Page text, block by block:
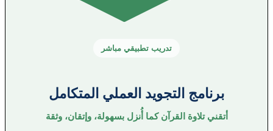
تدريب تطبيقي مباشر
برنامج التجويد العملي المتكامل
أتقني تلاوة القرآن كما أُنزل بسهولة، وإتقان، وثقة